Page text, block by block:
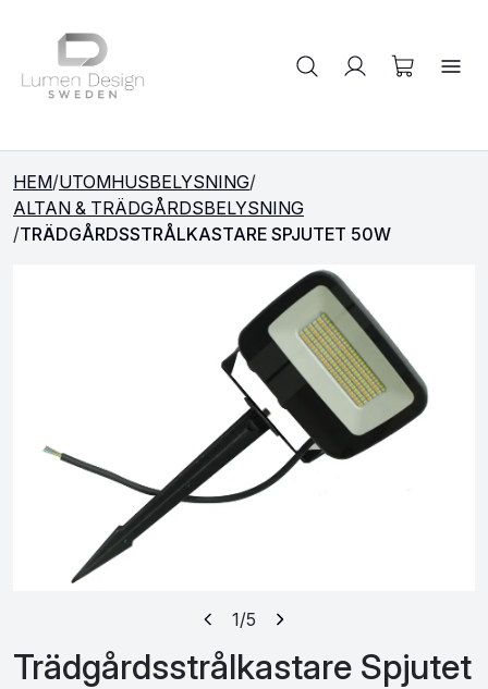
Sök på produkter
HEM/UTOMHUSBELYSNING/
ALTAN & TRÄDGÅRDSBELYSNING
/TRÄDGÅRDSSTRÅLKASTARE SPJUTET 50W
1/5
Trädgårdsstrålkastare Spjutet